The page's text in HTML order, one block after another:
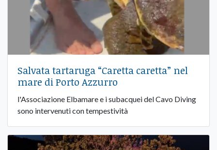
Salvata tartaruga “Caretta caretta” nel
mare di Porto Azzurro
l'Associazione Elbamare e i subacquei del Cavo Diving
sono intervenuti con tempestività